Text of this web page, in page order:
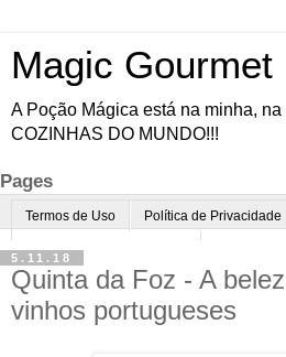
Magic Gourmet
A Poção Mágica está na minha,
COZINHAS DO MUNDO!!!
Pages
Termos de Uso Política de Privacidade
Quem é o Magic Gourmet?
Enoturismo Minha Cozinha Dicas
Parcerias Contato
5.11.18
Quinta da Foz - A
vinhos portugueses